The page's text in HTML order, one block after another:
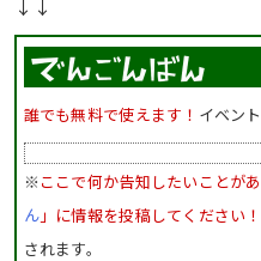
↓↓
誰でも無料で使えます！ イベン
※ ここで何か告知したいことが
ん」に情報を投稿してください！
されます。